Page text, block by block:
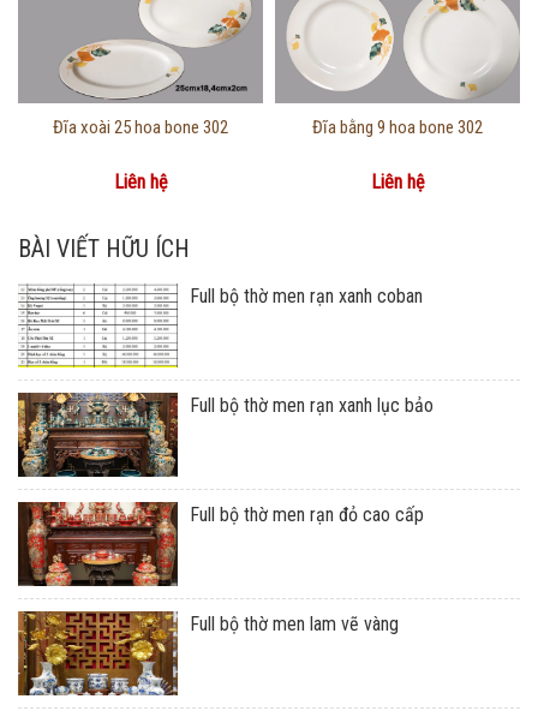
Thông tin chi tiết
Đĩa xoài 25 hoa bone 302
Liên hệ
Thông tin chi tiết
Đĩa bằng 9 hoa bone 302
Liên hệ
BÀI VIẾT HỮU ÍCH
Full bộ thờ men rạn xanh coban
Full bộ thờ men rạn xanh lục bảo
Full bộ thờ men rạn đỏ cao cấp
Full bộ thờ men lam vẽ vàng